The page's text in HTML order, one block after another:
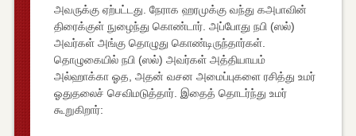
அவருக்கு ஏற்பட்டது. நேராக ஹரமுக்கு வந்து கஅபாவின்
திரைக்குள் நுழைந்து கொண்டார். அப்போது நபி (ஸல்)
அவர்கள் அங்கு தொழுது கொண்டிருந்தார்கள்.
தொழுகையில் நபி (ஸல்) அவர்கள் அத்தியாயம்
அல்ஹாக்கா ஓத, அதன் வசன அமைப்புகளை ரசித்து உமர்
ஓதுதலைச் செவிமடுத்தார். இதைத் தொடர்ந்து உமர்
கூறுகிறார்: